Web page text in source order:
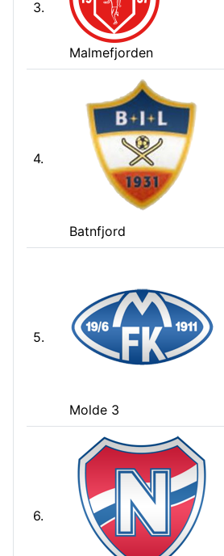
3.
Malmefjorden
4.
Batnfjord
5.
Molde 3
6.